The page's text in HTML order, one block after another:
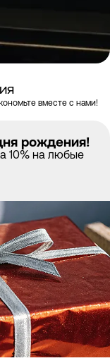
вместе с нами!
рождения!
10% на любые